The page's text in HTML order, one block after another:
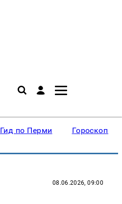
Гид по Перми Гороскопы
08.06.2026, 09:00